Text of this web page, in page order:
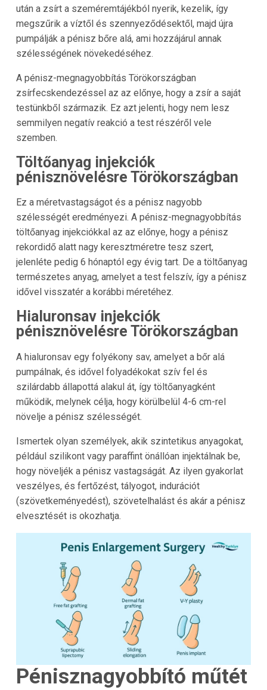
után a zsírt a szeméremtájékból nyerik, kezelik, így
megszűrik a víztől és szennyeződésektől, majd újra
pumpálják a pénisz bőre alá, ami hozzájárul annak
szélességének növekedéséhez.
A pénisz-megnagyobbítás Törökországban
zsírfecskendezéssel az az előnye, hogy a zsír a saját
testünkből származik. Ez azt jelenti, hogy nem lesz
semmilyen negatív reakció a test részéről vele
szemben.
Töltőanyag injekciók
pénisznövelésre Törökországban
Ez a méretvastagságot és a pénisz nagyobb
szélességét eredményezi. A pénisz-megnagyobbítás
töltőanyag injekciókkal az az előnye, hogy a pénisz
rekordidő alatt nagy keresztméretre tesz szert,
jelenléte pedig 6 hónaptól egy évig tart. De a töltőanyag
természetes anyag, amelyet a test felszív, így a pénisz
idővel visszatér a korábbi méretéhez.
Hialuronsav injekciók
pénisznövelésre Törökországban
A hialuronsav egy folyékony sav, amelyet a bőr alá
pumpálnak, és idővel folyadékokat szív fel és
szilárdabb állapottá alakul át, így töltőanyagként
működik, melynek célja, hogy körülbelül 4-6 cm-rel
növelje a pénisz szélességét.
Ismertek olyan személyek, akik szintetikus anyagokat,
például szilikont vagy paraffint önállóan injektálnak be,
hogy növeljék a pénisz vastagságát. Az ilyen gyakorlat
veszélyes, és fertőzést, tályogot, indurációt
(szövetkeményedést), szövetelhalást és akár a pénisz
elvesztését is okozhatja.
Pénisznagyobbító műtét